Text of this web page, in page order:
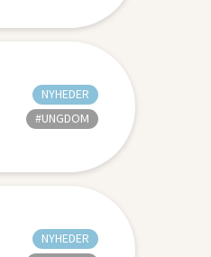
NYHEDER
#UNGDOM
NYHEDER